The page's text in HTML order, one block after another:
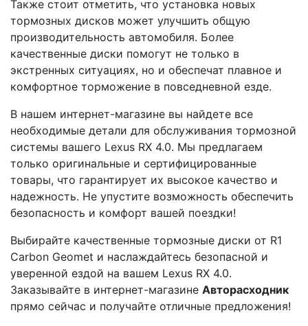
Также стоит отметить, что установка новых
тормозных дисков может улучшить общую
производительность автомобиля. Более
качественные диски помогут не только в
экстренных ситуациях, но и обеспечат плавное и
комфортное торможение в повседневной езде.
В нашем интернет-магазине вы найдете все
необходимые детали для обслуживания тормозной
системы вашего Lexus RX 4.0. Мы предлагаем
только оригинальные и сертифицированные
товары, что гарантирует их высокое качество и
надежность. Не упустите возможность обеспечить
безопасность и комфорт вашей поездки!
Выбирайте качественные тормозные диски от R1
Carbon Geomet и наслаждайтесь безопасной и
уверенной ездой на вашем Lexus RX 4.0.
Заказывайте в интернет-магазине Авторасходник
прямо сейчас и получайте отличные предложения!